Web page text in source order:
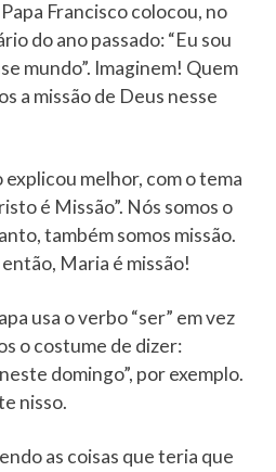
Francisco colocou, no
do ano passado: “Eu sou
mundo”. Imaginem! Quem
a missão de Deus nesse
melhor, com o tema
é Missão”. Nós somos o
também somos missão.
Maria é missão!
usa o verbo “ser” em vez
o costume de dizer:
domingo”, por exemplo.
nisso.
as coisas que teria que